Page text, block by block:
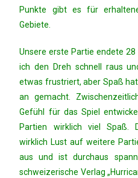
Punkte gibt es für
Gebiete.
Unsere erste Partie endete
ich den Dreh schnell raus
etwas frustriert, aber Spaß
an gemacht.
Gefühl für das Spiel
Partien wirklich viel Spaß.
wirklich Lust auf weitere
aus und ist durchaus
schweizerische Verlag